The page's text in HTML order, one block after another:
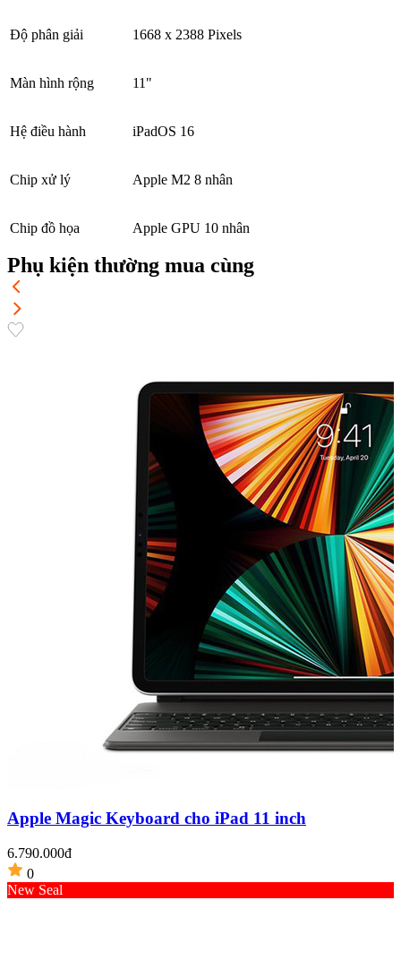
Độ phân giải 1668 x 2388 Pixels
Màn hình rộng 11"
Hệ điều hành iPadOS 16
Chip xử lý Apple M2 8 nhân
Chip đồ họa Apple GPU 10 nhân
Phụ kiện thường mua cùng
Apple Magic Keyboard cho iPad 11 inch
6.790.000đ
0
New Seal